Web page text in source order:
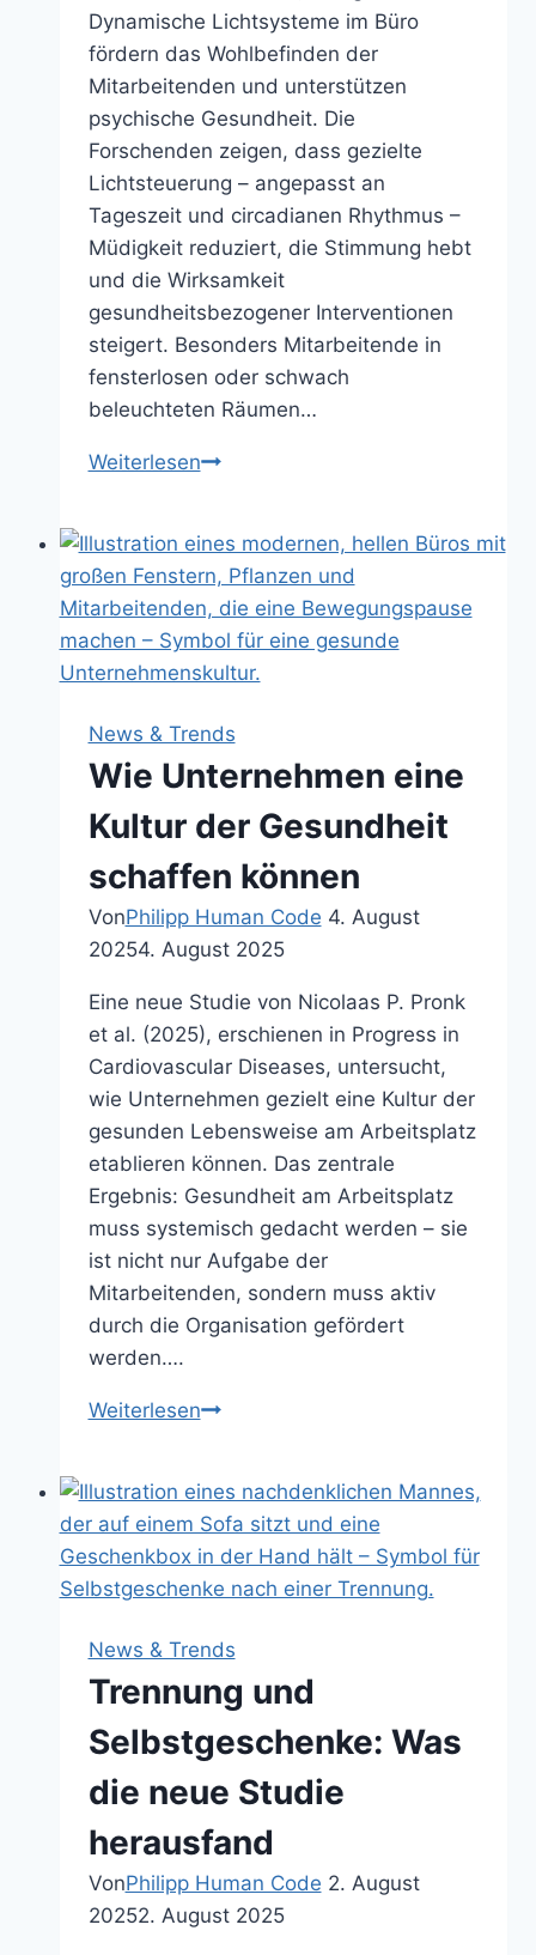
Dynamische Lichtsysteme im Büro
fördern das Wohlbefinden der
Mitarbeitenden und unterstützen
psychische Gesundheit. Die
Forschenden zeigen, dass gezielte
Lichtsteuerung – angepasst an
Tageszeit und circadianen Rhythmus –
Müdigkeit reduziert, die Stimmung hebt
und die Wirksamkeit
gesundheitsbezogener Interventionen
steigert. Besonders Mitarbeitende in
fensterlosen oder schwach
beleuchteten Räumen…
WeiterlesenLicht
Gesundheit:
Die
neue
Evidenz
News & Trends
Wie Unternehmen eine
Kultur der Gesundheit
schaffen können
VonPhilipp Human Code 4. August
20254. August 2025
Eine neue Studie von Nicolaas P. Pronk
et al. (2025), erschienen in Progress in
Cardiovascular Diseases, untersucht,
wie Unternehmen gezielt eine Kultur der
gesunden Lebensweise am Arbeitsplatz
etablieren können. Das zentrale
Ergebnis: Gesundheit am Arbeitsplatz
muss systemisch gedacht werden – sie
ist nicht nur Aufgabe der
Mitarbeitenden, sondern muss aktiv
durch die Organisation gefördert
werden….
WeiterlesenWie
Kultur
der
Gesundheit
schaffen
können
News & Trends
Trennung und
Selbstgeschenke: Was
die neue Studie
herausfand
VonPhilipp Human Code 2. August
20252. August 2025